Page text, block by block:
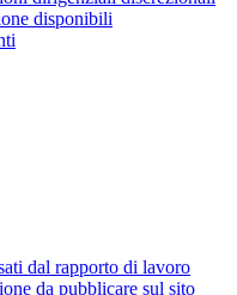
disponibili
dal rapporto di lavoro
da pubblicare sul sito